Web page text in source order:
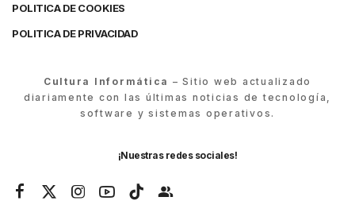
POLITICA DE COOKIES
POLITICA DE PRIVACIDAD
Cultura Informática – Sitio web actualizado
diariamente con las últimas noticias de tecnología,
software y sistemas operativos.
¡Nuestras redes sociales!